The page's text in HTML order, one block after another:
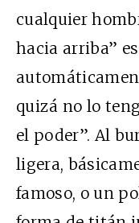
cualquier
hacia arriba”
quizá no lo
el poder”. Al
ligera,
famoso, o un